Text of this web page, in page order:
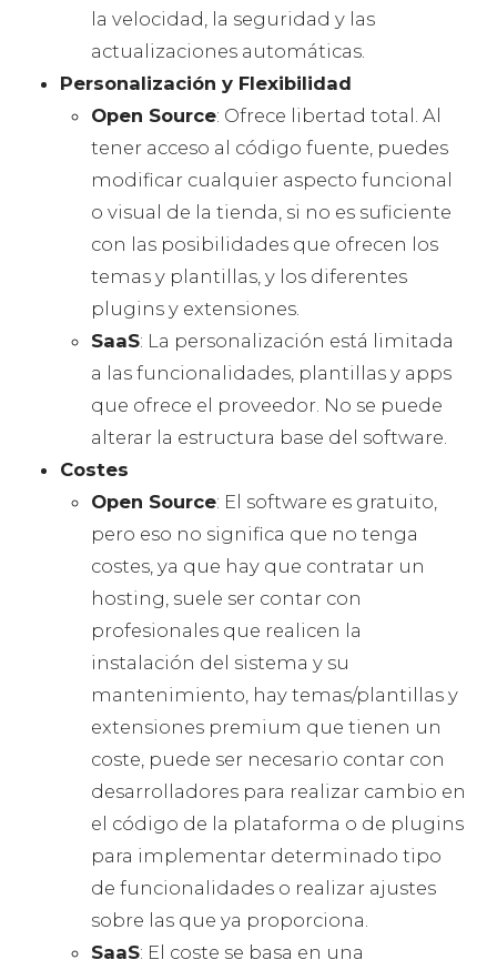
la velocidad, la seguridad y las
actualizaciones automáticas.
Personalización y Flexibilidad
Open Source: Ofrece libertad total. Al
tener acceso al código fuente, puedes
modificar cualquier aspecto funcional
o visual de la tienda, si no es suficiente
con las posibilidades que ofrecen los
temas y plantillas, y los diferentes
plugins y extensiones.
SaaS: La personalización está limitada
a las funcionalidades, plantillas y apps
que ofrece el proveedor. No se puede
alterar la estructura base del software.
Costes
Open Source: El software es gratuito,
pero eso no significa que no tenga
costes, ya que hay que contratar un
hosting, suele ser contar con
profesionales que realicen la
instalación del sistema y su
mantenimiento, hay temas/plantillas y
extensiones premium que tienen un
coste, puede ser necesario contar con
desarrolladores para realizar cambio en
el código de la plataforma o de plugins
para implementar determinado tipo
de funcionalidades o realizar ajustes
sobre las que ya proporciona.
SaaS: El coste se basa en una